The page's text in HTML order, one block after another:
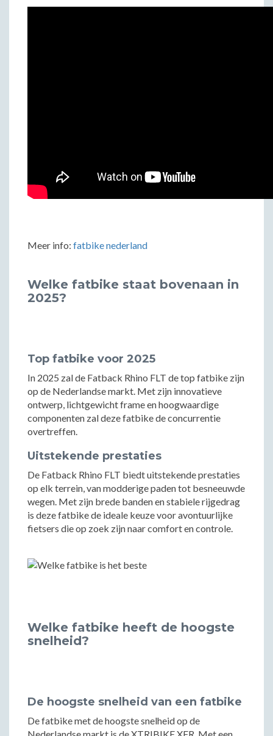
Meer info: fatbike nederland
Welke fatbike staat bovenaan in
2025?
Top fatbike voor 2025
In 2025 zal de Fatback Rhino FLT de top fatbike zijn
op de Nederlandse markt. Met zijn innovatieve
ontwerp, lichtgewicht frame en hoogwaardige
componenten zal deze fatbike de concurrentie
overtreffen.
Uitstekende prestaties
De Fatback Rhino FLT biedt uitstekende prestaties
op elk terrein, van modderige paden tot besneeuwde
wegen. Met zijn brede banden en stabiele rijgedrag
is deze fatbike de ideale keuze voor avontuurlijke
fietsers die op zoek zijn naar comfort en controle.
Welke fatbike heeft de hoogste
snelheid?
De hoogste snelheid van een fatbike
De fatbike met de hoogste snelheid op de